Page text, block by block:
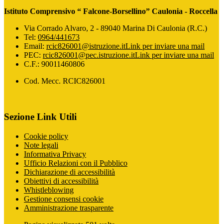
Istituto Comprensivo “ Falcone-Borsellino” Caulonia - Roccella
Via Corrado Alvaro, 2 - 89040 Marina Di Caulonia (R.C.)
Tel: 0964/441673
Email: rcic826001@istruzione.itLink per inviare una mail
PEC: rcic826001@pec.istruzione.itLink per inviare una mail
C.F.: 90011460806
Cod. Mecc. RCIC826001
Sezione Link Utili
Cookie policy
Note legali
Informativa Privacy
Ufficio Relazioni con il Pubblico
Dichiarazione di accessibilità
Obiettivi di accessibilità
Whistleblowing
Gestione consensi cookie
Amministrazione trasparente